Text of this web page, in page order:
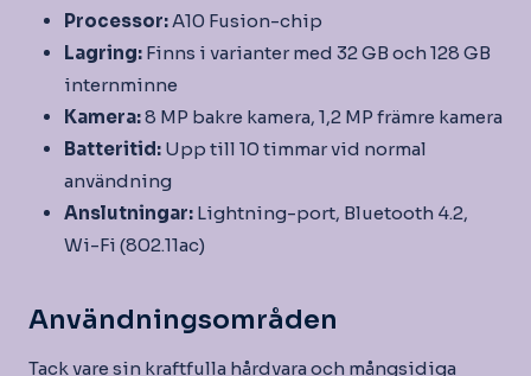
Processor:A10 Fusion-chip
Lagring: Finns i varianter med 32 GB och 128 GB
internminne
Kamera:8 MP bakre kamera, 1,2 MP främre kamera
Batteritid: Upp till 10 timmar vid normal
användning
Anslutningar: Lightning-port, Bluetooth 4.2,
Wi-Fi (802.11ac)
Användningsområden
Tack vare sin kraftfulla hårdvara och mångsidiga